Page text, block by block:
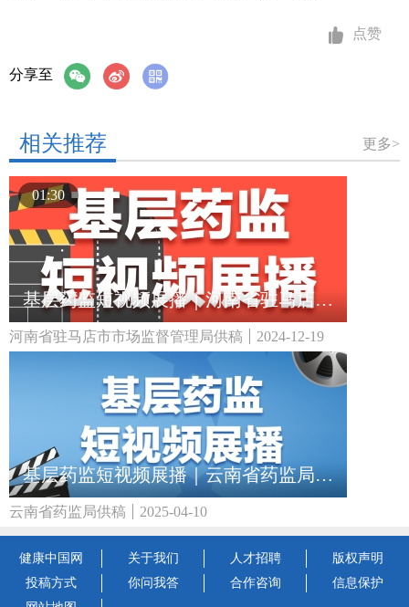
点赞
分享至
相关推荐 更多>
01:30
基层药监短视频展播｜河南省驻马店市市场监督管理局：牙膏真的能治病吗？
河南省驻马店市市场监督管理局供稿 2024-12-19
基层药监短视频展播｜云南省药监局：选对助听器 守护听力每一刻
云南省药监局供稿 2025-04-10
健康中国网 关于我们 人才招聘
版权声明
投稿方式
你问我答 合作咨询
信息保护